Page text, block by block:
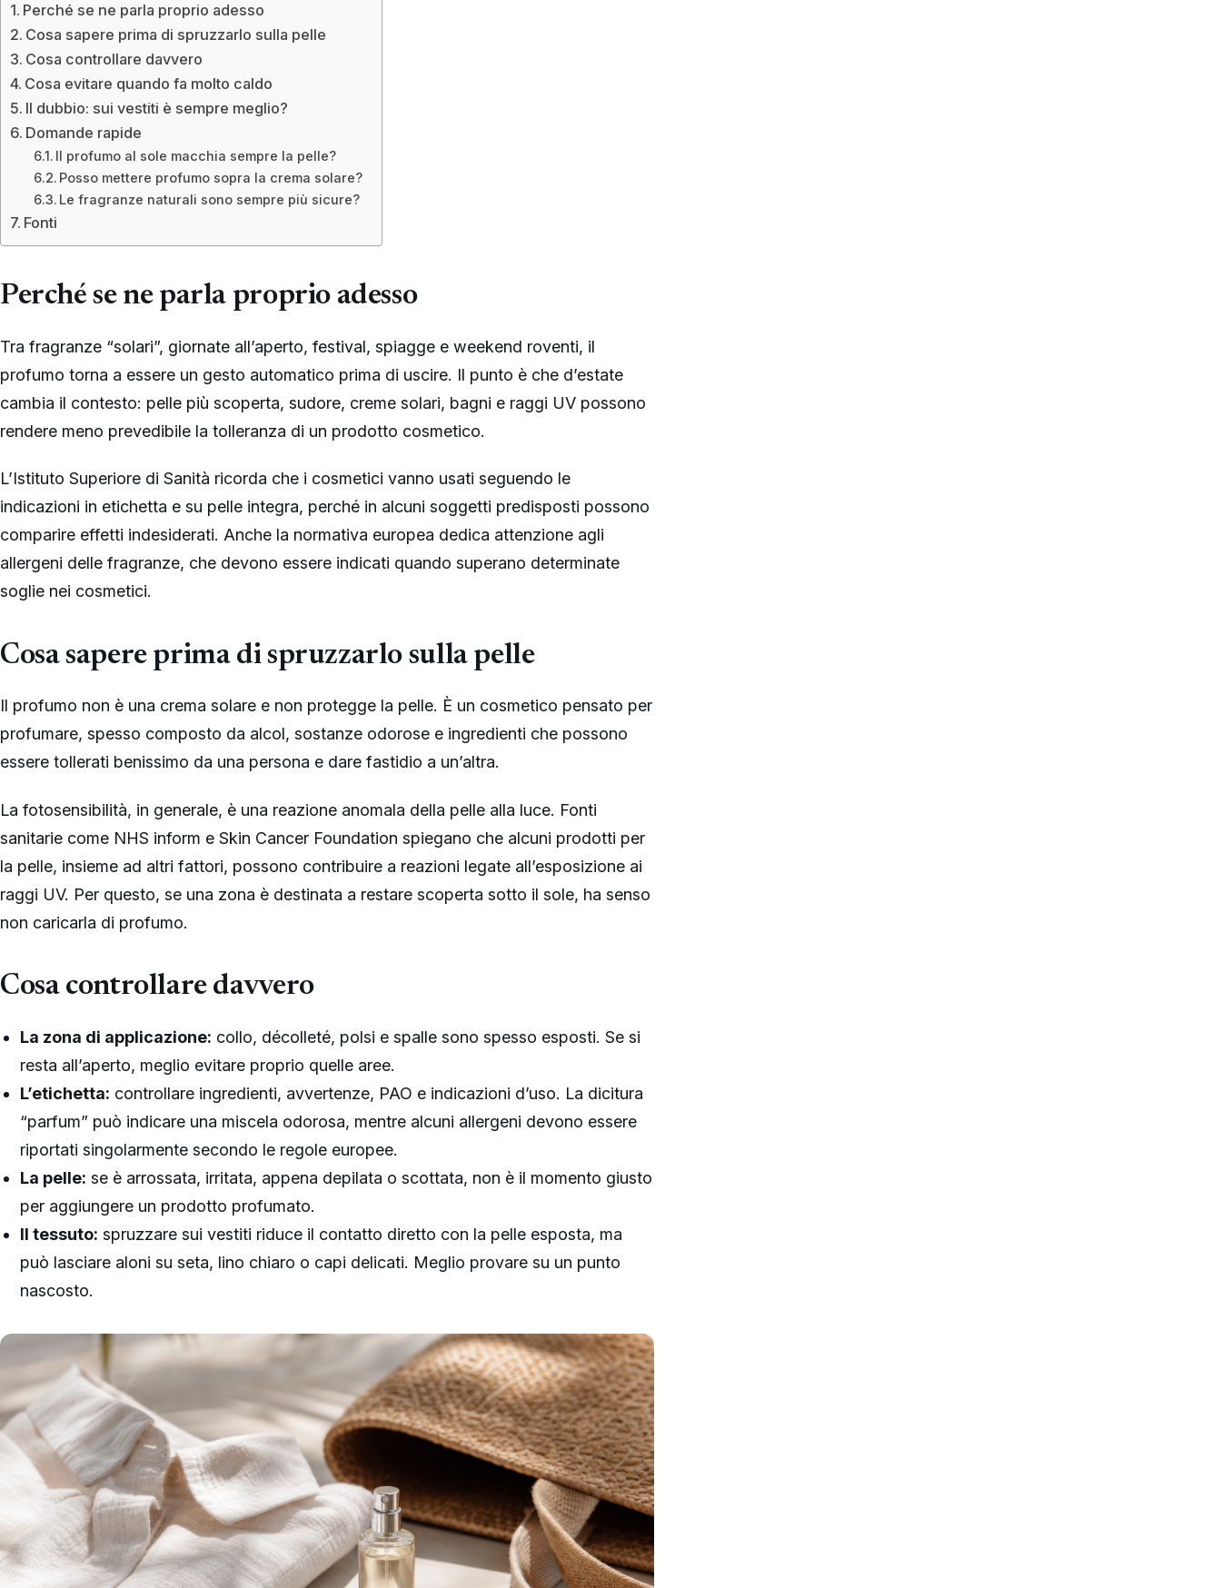
Perché se ne parla proprio adesso
Cosa sapere prima di spruzzarlo sulla pelle
Cosa controllare davvero
Cosa evitare quando fa molto caldo
Il dubbio: sui vestiti è sempre meglio?
Domande rapide
Il profumo al sole macchia sempre la pelle?
Posso mettere profumo sopra la crema solare?
Le fragranze naturali sono sempre più sicure?
Fonti
Perché se ne parla proprio adesso
Tra fragranze “solari”, giornate all’aperto, festival, spiagge e weekend roventi, il
profumo torna a essere un gesto automatico prima di uscire. Il punto è che d’estate
cambia il contesto: pelle più scoperta, sudore, creme solari, bagni e raggi UV possono
rendere meno prevedibile la tolleranza di un prodotto cosmetico.
L’Istituto Superiore di Sanità ricorda che i cosmetici vanno usati seguendo le
indicazioni in etichetta e su pelle integra, perché in alcuni soggetti predisposti possono
comparire effetti indesiderati. Anche la normativa europea dedica attenzione agli
allergeni delle fragranze, che devono essere indicati quando superano determinate
soglie nei cosmetici.
Cosa sapere prima di spruzzarlo sulla pelle
Il profumo non è una crema solare e non protegge la pelle. È un cosmetico pensato per
profumare, spesso composto da alcol, sostanze odorose e ingredienti che possono
essere tollerati benissimo da una persona e dare fastidio a un’altra.
La fotosensibilità, in generale, è una reazione anomala della pelle alla luce. Fonti
sanitarie come NHS inform e Skin Cancer Foundation spiegano che alcuni prodotti per
la pelle, insieme ad altri fattori, possono contribuire a reazioni legate all’esposizione ai
raggi UV. Per questo, se una zona è destinata a restare scoperta sotto il sole, ha senso
non caricarla di profumo.
Cosa controllare davvero
La zona di applicazione: collo, décolleté, polsi e spalle sono spesso esposti. Se si
resta all’aperto, meglio evitare proprio quelle aree.
L’etichetta: controllare ingredienti, avvertenze, PAO e indicazioni d’uso. La dicitura
“parfum” può indicare una miscela odorosa, mentre alcuni allergeni devono essere
riportati singolarmente secondo le regole europee.
La pelle: se è arrossata, irritata, appena depilata o scottata, non è il momento giusto
per aggiungere un prodotto profumato.
Il tessuto: spruzzare sui vestiti riduce il contatto diretto con la pelle esposta, ma
può lasciare aloni su seta, lino chiaro o capi delicati. Meglio provare su un punto
nascosto.